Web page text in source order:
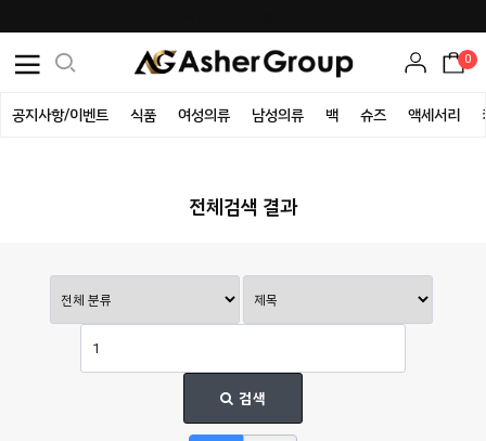
0
공지사항/이벤트 식품 여성의류 남성의류 백 슈즈 액세서리
전체검색 결과
검색